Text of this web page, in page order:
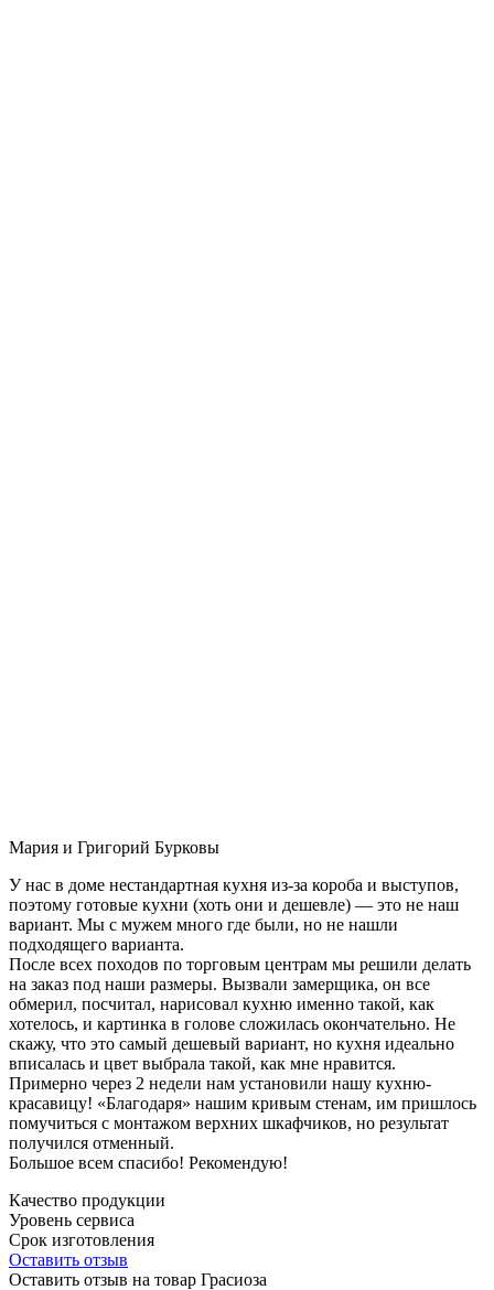
Мария и Григорий Бурковы
У нас в доме нестандартная кухня из-за короба и выступов,
поэтому готовые кухни (хоть они и дешевле) — это не наш
вариант. Мы с мужем много где были, но не нашли
подходящего варианта.
После всех походов по торговым центрам мы решили делать
на заказ под наши размеры. Вызвали замерщика, он все
обмерил, посчитал, нарисовал кухню именно такой, как
хотелось, и картинка в голове сложилась окончательно. Не
скажу, что это самый дешевый вариант, но кухня идеально
вписалась и цвет выбрала такой, как мне нравится.
Примерно через 2 недели нам установили нашу кухню-
красавицу! «Благодаря» нашим кривым стенам, им пришлось
помучиться с монтажом верхних шкафчиков, но результат
получился отменный.
Большое всем спасибо! Рекомендую!
Качество продукции
Уровень сервиса
Срок изготовления
Оставить отзыв
Оставить отзыв на товар Грасиоза